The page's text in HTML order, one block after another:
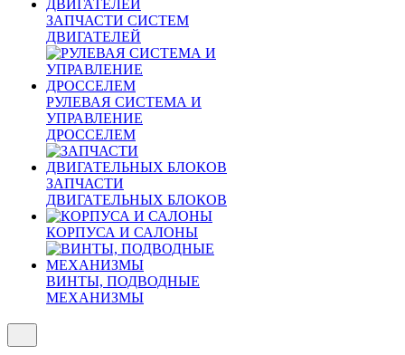
ЗАПЧАСТИ СИСТЕМ
ДВИГАТЕЛЕЙ
РУЛЕВАЯ СИСТЕМА И
УПРАВЛЕНИЕ
ДРОССЕЛЕМ
ЗАПЧАСТИ
ДВИГАТЕЛЬНЫХ БЛОКОВ
КОРПУСА И САЛОНЫ
ВИНТЫ, ПОДВОДНЫЕ
МЕХАНИЗМЫ